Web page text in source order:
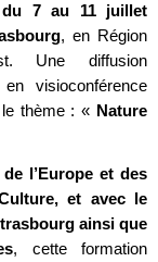
du 7 au 11 juillet
, en Région
Une diffusion
visioconférence
thème : « Nature
l’Europe et des
et avec le
ainsi que
, cette formation